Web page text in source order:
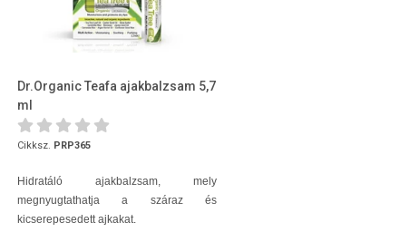
Dr.Organic Teafa ajakbalzsam 5,7
ml
Cikksz. PRP365
Hidratáló ajakbalzsam, mely
megnyugtathatja a száraz és
kicserepesedett ajkakat.